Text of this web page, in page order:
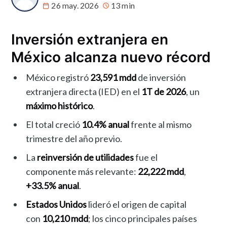
26 may. 2026
13 min
Inversión extranjera en
México alcanza nuevo récord
México registró23,591 mddde inversión
extranjera directa (IED) en el 1T de 2026, un
máximo histórico.
El total creció 10.4% anualfrente al mismo
trimestre del año previo.
La reinversión de utilidadesfue el
componente más relevante: 22,222 mdd,
+33.5% anual.
Estados Unidoslideró el origen de capital
con 10,210 mdd; los cinco principales países